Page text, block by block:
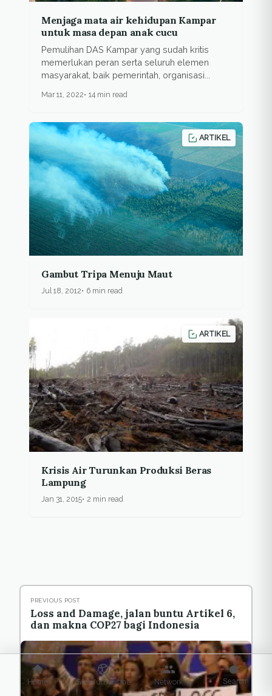
Menjaga mata air kehidupan Kampar
untuk masa depan anak cucu
Pemulihan DAS Kampar yang sudah kritis
memerlukan peran serta seluruh elemen
masyarakat, baik pemerintah, organisasi...
Mar 11, 2022 14 min read
ARTIKEL
Gambut Tripa Menuju Maut
Jul 18, 2012 6 min read
ARTIKEL
Krisis Air Turunkan Produksi Beras
Lampung
Jan 31, 2015 2 min read
PREVIOUS POST
Loss and Damage, jalan buntu Artikel 6,
dan makna COP27 bagi Indonesia
Home Geo-Jurnalisme Network Search